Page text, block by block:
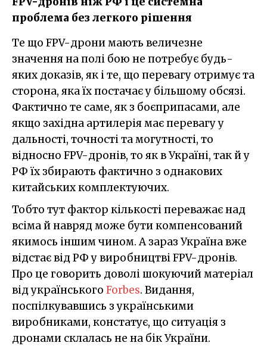
проблема без легкого рішення
Те що FPV-дрони мають величезне
значення на полі бою не потребує будь-
яких доказів, як і те, що перевагу отримує та
сторона, яка їх постачає у більшому обсязі.
Фактично те саме, як з боєприпасами, але
якщо західна артилерія має перевагу у
дальності, точності та могутності, то
відносно FPV-дронів, то як в Україні, так й у
РФ їх збирають фактично з однакових
китайських комплектуючих.
Тобто тут фактор кількості переважає над
всіма й навряд може бути компенсований
якимось іншим чином. А зараз Україна вже
відстає від РФ у виробництві FPV-дронів.
Про це говорить доволі шокуючий матеріал
від українського Forbes. Видання,
поспілкувавшись з українськими
виробниками, констатує, що ситуація з
дронами склалась не на бік України.